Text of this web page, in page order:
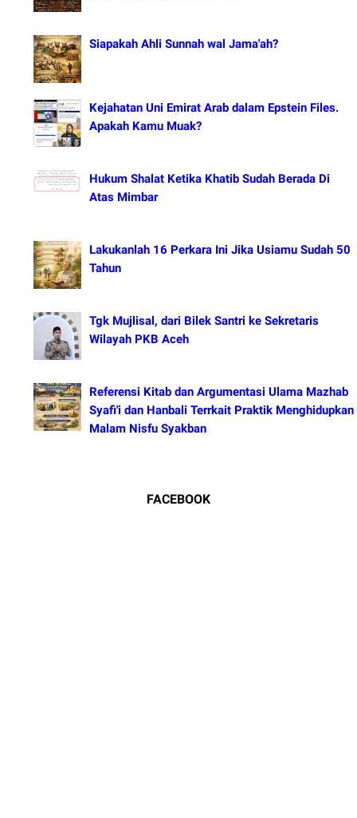
Siapakah Ahli Sunnah wal Jama'ah?
Kejahatan Uni Emirat Arab dalam Epstein Files.
Apakah Kamu Muak?
Hukum Shalat Ketika Khatib Sudah Berada Di
Atas Mimbar
Lakukanlah 16 Perkara Ini Jika Usiamu Sudah 50
Tahun
Tgk Mujlisal, dari Bilek Santri ke Sekretaris
Wilayah PKB Aceh
Referensi Kitab dan Argumentasi Ulama Mazhab
Syafi'i dan Hanbali Terrkait Praktik Menghidupkan
Malam Nisfu Syakban
FACEBOOK